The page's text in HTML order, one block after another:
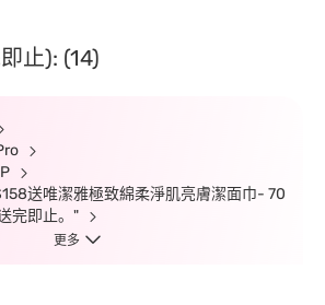
止): (14)
送唯潔雅極致綿柔淨肌亮膚潔面巾- 70
完即止。"
更多